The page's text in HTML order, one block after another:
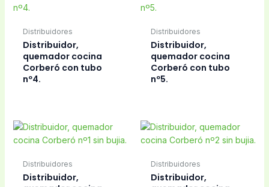
Distribuidores
Distribuidor,
quemador cocina
Corberó con tubo
nº4.
Distribuidores
Distribuidor,
quemador cocina
Corberó con tubo
nº5.
Distribuidores
Distribuidor,
Distribuidores
Distribuidor,